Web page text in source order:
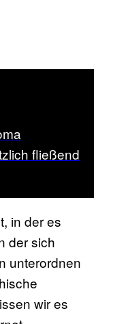
fließend
in der es
der sich
unterordnen
wir es